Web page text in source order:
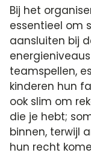
Bij het
essentieel om
aansluiten bij
teamspellen,
kinderen hun
ook slim om
die je hebt;
binnen, terwijl
hun recht